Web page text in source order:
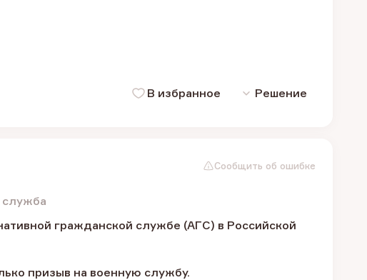
В избранное Решение
Сообщить об ошибке
служба
гражданской службе (АГС) в Российской
призыв на военную службу.